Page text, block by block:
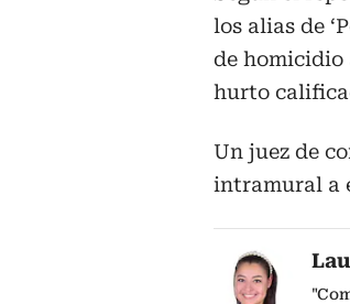
los alias de
de homicidio
hurto
Un juez de
intramural a